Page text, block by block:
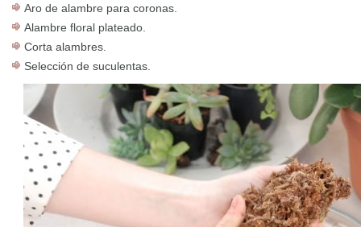
Aro de alambre para coronas.
Alambre floral plateado.
Corta alambres.
Selección de suculentas.